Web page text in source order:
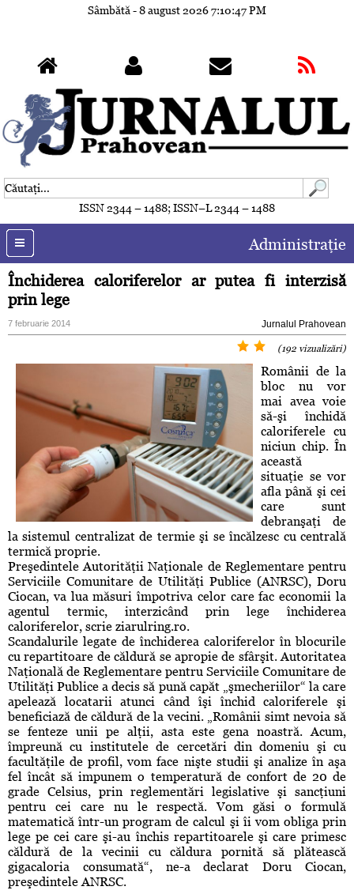
Sâmbătă - 8 august 20267:10:50 PM
ISSN 2344 – 1488; ISSN–L 2344 – 1488
Administraţie
Închiderea caloriferelor ar putea fi interzisă
prin lege
7 februarie 2014 Jurnalul Prahovean
(192 vizualizări)
Românii de la
bloc nu vor
mai avea voie
să-şi închidă
caloriferele cu
niciun chip. În
această
situaţie se vor
afla până şi cei
care sunt
debranşaţi de
la sistemul centralizat de termie şi se încălzesc cu centrală
termică proprie.
Preşedintele Autorităţii Naţionale de Reglementare pentru
Serviciile Comunitare de Utilităţi Publice (ANRSC), Doru
Ciocan, va lua măsuri împotriva celor care fac economii la
agentul termic, interzicând prin lege închiderea
caloriferelor, scrie ziarulring.ro.
Scandalurile legate de închiderea caloriferelor în blocurile
cu repartitoare de căldură se apropie de sfârşit. Autoritatea
Naţională de Reglementare pentru Serviciile Comunitare de
Utilităţi Publice a decis să pună capăt „şmecheriilor“ la care
apelează locatarii atunci când îşi închid caloriferele şi
beneficiază de căldură de la vecini. „Românii simt nevoia să
se fenteze unii pe alţii, asta este gena noastră. Acum,
împreună cu institutele de cercetări din domeniu şi cu
facultăţile de profil, vom face nişte studii şi analize în aşa
fel încât să impunem o temperatură de confort de 20 de
grade Celsius, prin reglementări legislative şi sancţiuni
pentru cei care nu le respectă. Vom găsi o formulă
matematică într-un program de calcul şi îi vom obliga prin
lege pe cei care şi-au închis repartitoarele şi care primesc
căldură de la vecinii cu căldura pornită să plătească
gigacaloria consumată“, ne-a declarat Doru Ciocan,
preşedintele ANRSC.